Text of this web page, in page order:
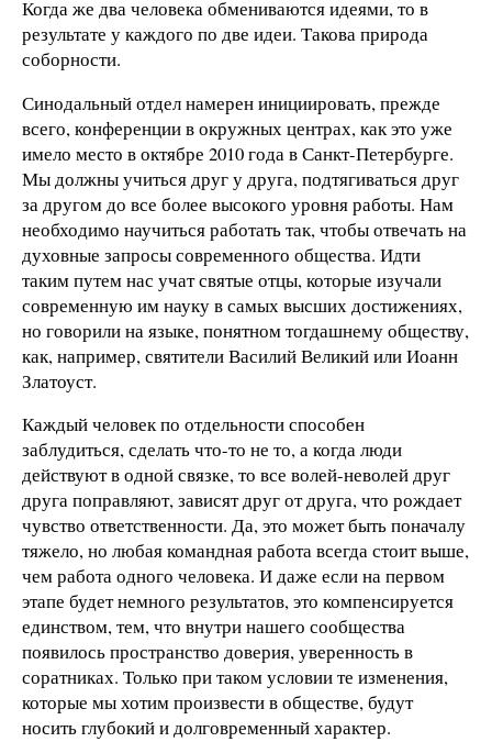
Когда же два человека обмениваются идеями, то в
результате у каждого по две идеи. Такова природа
соборности.
Синодальный отдел намерен инициировать, прежде
всего, конференции в окружных центрах, как это уже
имело место в октябре 2010 года в Санкт-Петербурге.
Мы должны учиться друг у друга, подтягиваться друг
за другом до все более высокого уровня работы. Нам
необходимо научиться работать так, чтобы отвечать на
духовные запросы современного общества. Идти
таким путем нас учат святые отцы, которые изучали
современную им науку в самых высших достижениях,
но говорили на языке, понятном тогдашнему обществу,
как, например, святители Василий Великий или Иоанн
Златоуст.
Каждый человек по отдельности способен
заблудиться, сделать что-то не то, а когда люди
действуют в одной связке, то все волей-неволей друг
друга поправляют, зависят друг от друга, что рождает
чувство ответственности. Да, это может быть поначалу
тяжело, но любая командная работа всегда стоит выше,
чем работа одного человека. И даже если на первом
этапе будет немного результатов, это компенсируется
единством, тем, что внутри нашего сообщества
появилось пространство доверия, уверенность в
соратниках. Только при таком условии те изменения,
которые мы хотим произвести в обществе, будут
носить глубокий и долговременный характер.